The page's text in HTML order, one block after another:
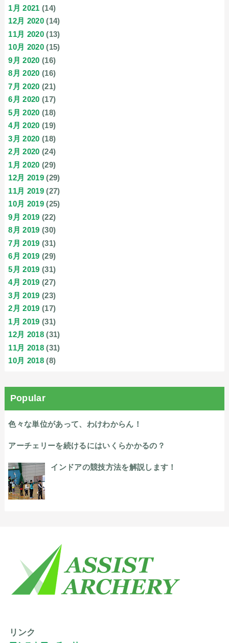
1月 2021 (14)
12月 2020 (14)
11月 2020 (13)
10月 2020 (15)
9月 2020 (16)
8月 2020 (16)
7月 2020 (21)
6月 2020 (17)
5月 2020 (18)
4月 2020 (19)
3月 2020 (18)
2月 2020 (24)
1月 2020 (29)
12月 2019 (29)
11月 2019 (27)
10月 2019 (25)
9月 2019 (22)
8月 2019 (30)
7月 2019 (31)
6月 2019 (29)
5月 2019 (31)
4月 2019 (27)
3月 2019 (23)
2月 2019 (17)
1月 2019 (31)
12月 2018 (31)
11月 2018 (31)
10月 2018 (8)
Popular
色々な単位があって、わけわからん！
アーチェリーを続けるにはいくらかかるの？
インドアの競技方法を解説します！
リンク